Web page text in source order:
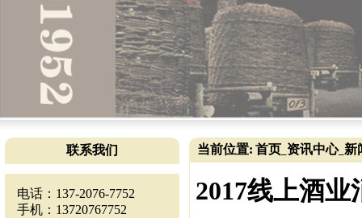
联系我们
电话：137-2076-7752
手机：13720767752
当前位置: 首页 资讯中心_ 新
2017线上酒